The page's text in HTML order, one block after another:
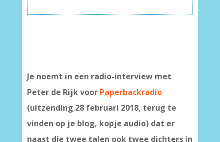
Je noemt in een radio-interview met
Peter de Rijk voor Paperbackradio
(uitzending 28 februari 2018, terug te
vinden op je blog, kopje audio) dat er
naast die twee talen ook twee dichters in